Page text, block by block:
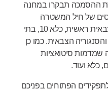
ההסמכה תבקרו במחנה
של חיל המשטרה
הצבאית, מפקדת קצין משטרה צבאית ראשית, כלא 10, בתי
הצבאית. כמו כן
שמדמות סיטואציות
כלא ועוד.
הפתוחים בפניכם